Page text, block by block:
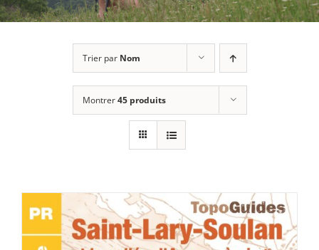
Trier par Nom
Montrer45 produits